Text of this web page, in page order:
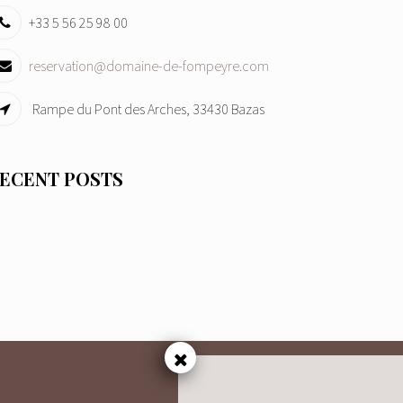
+33 5 56 25 98 00
reservation@domaine-de-fompeyre.com
Rampe du Pont des Arches, 33430 Bazas
POSTS